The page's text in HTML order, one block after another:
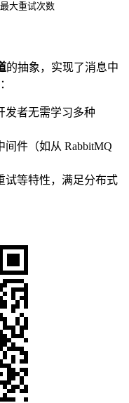
大重试次数
的抽象，实现了消息中
发者无需学习多种
间件（如从 RabbitMQ
试等特性，满足分布式